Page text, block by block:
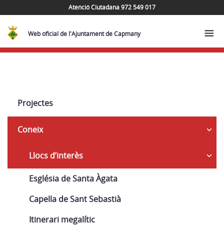
Atenció Ciutadana 972 549 017
Web oficial de l'Ajuntament de Capmany
Projectes
Coneix
Llocs d’interès
Església de Santa Àgata
Capella de Sant Sebastià
Itinerari megalític